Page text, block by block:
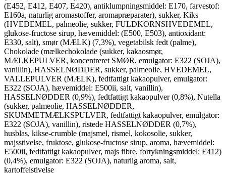
(E452, E412, E407, E420), antiklumpningsmiddel: E170, farvestof:
E160a, naturlig aromastoffer, aromapræparater), sukker, Kiks
(HVEDEMEL, palmeolie, sukker, FULDKORNSHVEDEMEL,
glukose-fructose sirup, hævemiddel: (E500, E503), antioxidant:
E330, salt), smør (MÆLK) (7,3%), vegetabilsk fedt (palme),
Chokolade (mælkechokolade (sukker, kakaosmør,
MÆLKEPULVER, koncentreret SMØR, emulgator: E322 (SOJA),
vanillin), HASSELNØDDER, sukker, palmeolie, HVEDEMEL,
VALLEPULVER (MÆLK), fedtfattigt kakaopulver, emulgator:
E322 (SOJA), hævemiddel: E500ii, salt, vanillin),
HASSELNØDDER (0,9%), fedtfattigt kakaopulver (0,8%), Nutella
(sukker, palmeolie, HASSELNØDDER,
SKUMMETMÆLKSPULVER, fedtfattigt kakaopulver, emulgator:
E322 (SOJA), vanillin), ristede HASSELNØDDER (0,7%),
husblas, kikse-crumble (majsmel, rismel, kokosolie, sukker,
majsstivelse, fruktose, glukose-fructose sirup, aroma, hævemiddel:
E500ii, fedtfattigt kakaopulver, majs fibre, fortykningsmiddel: E412)
(0,4%), emulgator: E322 (SOJA), naturlig aroma, salt,
kartoffelstivelse